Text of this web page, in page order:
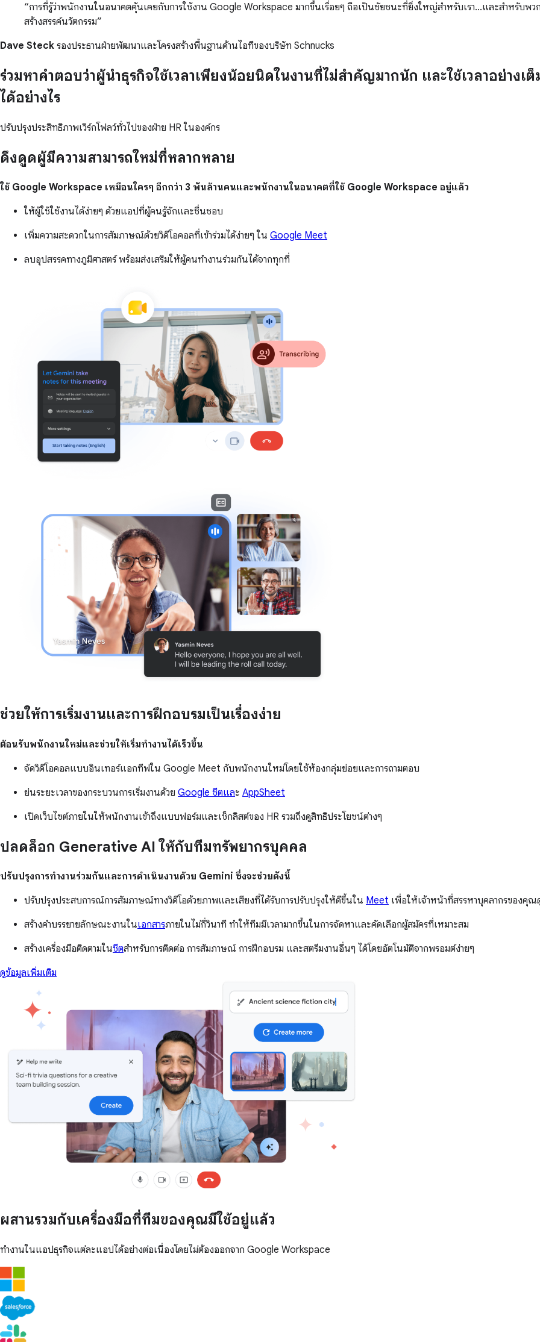
การที่รู้ว่าพนักงานในอนาคตคุ้นเคยกับการใช้งาน Google Workspace มากขึ้นเรื่อยๆ ถือเป็นชัยชนะที่ยิ่งใหญ่สำหรับเรา...และสำหรับพว
สร้างสรรค์นวัตกรรม
Dave Steck รองประธานฝ่ายพัฒนาและโครงสร้างพื้นฐานด้านไอทีของบริษัท Schnucks
ร่วมหาคำตอบว่าผู้นำธุรกิจใช้เวลาเพียงน้อยนิดในงานที่ไม่สำคัญมากนัก และใช้เวลาอย่าง
ได้อย่างไร
ปรับปรุงประสิทธิภาพเวิร์กโฟลว์ทั่วไปของฝ่าย HR ในองค์กร
ดึงดูดผู้มีความสามารถใหม่ที่หลากหลาย
ใช้ Google Workspace เหมือนใครๆ อีกกว่า 3 พันล้านคนและพนักงานในอนาคตที่ใช้ Google Workspace อยู่แล้ว
ให้ผู้ใช้ใช้งานได้ง่ายๆ ด้วยแอปที่ผู้คนรู้จักและชื่นชอบ
เพิ่มความสะดวกในการสัมภาษณ์ด้วยวิดีโอคอลที่เข้าร่วมได้ง่ายๆ ใน Google Meet
ลบอุปสรรคทางภูมิศาสตร์ พร้อมส่งเสริมให้ผู้คนทำงานร่วมกันได้จากทุกที่
ช่วยให้การเริ่มงานและการฝึกอบรมเป็นเรื่องง่าย
ต้อนรับพนักงานใหม่และช่วยให้เริ่มทำงานได้เร็วขึ้น
จัดวิดีโอคอลแบบอินเทอร์แอกทีฟใน Google Meet กับพนักงานใหม่โดยใช้ห้องกลุ่มย่อยและการถามตอบ
ย่นระยะเวลาของกระบวนการเริ่มงานด้วย Google ชีตและ AppSheet
เปิดเว็บไซต์ภายในให้พนักงานเข้าถึงแบบฟอร์มและเช็กลิสต์ของ HR รวมถึงดูสิทธิประโยชน์ต่างๆ
ปลดล็อก Generative AI ให้กับทีมทรัพยากรบุคคล
ปรับปรุงการทำงานร่วมกันและการดำเนินงานด้วย Gemini ซึ่งจะช่วยดังนี้
ปรับปรุงประสบการณ์การสัมภาษณ์ทางวิดีโอด้วยภาพและเสียงที่ได้รับการปรับปรุงให้ดีขึ้นใน Meet เพื่อให้เจ้าหน้าที่สรรหาบุคลากรของคุ
สร้างคำบรรยายลักษณะงานในเอกสารภายในไม่กี่วินาที ทำให้ทีมมีเวลามากขึ้นในการจัดหาและคัดเลือกผู้สมัครที่เหมาะสม
สร้างเครื่องมือติดตามในชีตสำหรับการติดต่อ การสัมภาษณ์ การฝึกอบรม และสตรีมงานอื่นๆ ได้โดยอัตโนมัติจากพรอมต์ง่ายๆ
ดูข้อมูลเพิ่มเติม
ผสานรวมกับเครื่องมือที่ทีมของคุณมีใช้อยู่แล้ว
ทำงานในแอปธุรกิจแต่ละแอปได้อย่างต่อเนื่องโดยไม่ต้องออกจาก Google Workspace